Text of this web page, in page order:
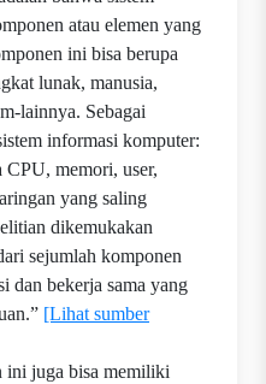
atau elemen yang
ini bisa berupa
lunak, manusia,
lainnya. Sebagai
informasi komputer:
CPU, memori, user,
yang saling
dikemukakan
sejumlah komponen
dan bekerja sama yang
[Lihat sumber
ini juga bisa memiliki